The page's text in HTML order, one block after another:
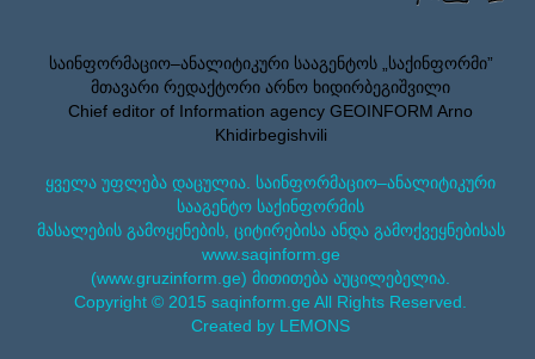
საინფორმაციო–ანალიტიკური სააგენტოს „საქინფორმი”
მთავარი რედაქტორი არნო ხიდირბეგიშვილი
Chief editor of Information agency GEOINFORM Arno
Khidirbegishvili
ყველა უფლება დაცულია. საინფორმაციო–ანალიტიკური
სააგენტო საქინფორმის
მასალების გამოყენების, ციტირებისა ანდა გამოქვეყნებისას
www.saqinform.ge
(www.gruzinform.ge) მითითება აუცილებელია.
Copyright © 2015 saqinform.ge All Rights Reserved.
Created by LEMONS